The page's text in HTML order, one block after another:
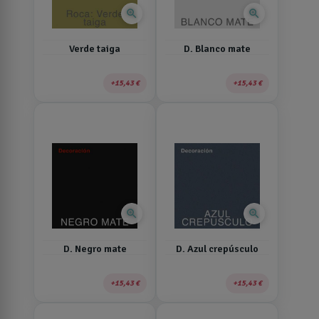
zoom_in
Verde taiga
15,43 €
zoom_in
D. Blanco mate
15,43 €
zoom_in
D. Negro mate
15,43 €
zoom_in
D. Azul crepúsculo
15,43 €